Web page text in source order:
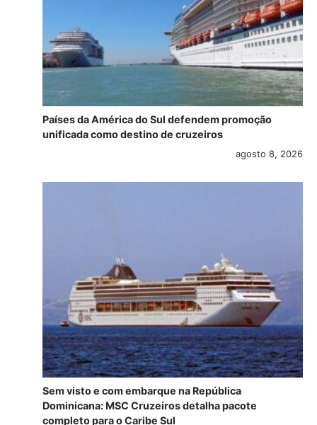
Países da América do Sul defendem promoção
unificada como destino de cruzeiros
agosto 8, 2026
Sem visto e com embarque na República
Dominicana: MSC Cruzeiros detalha pacote
completo para o Caribe Sul